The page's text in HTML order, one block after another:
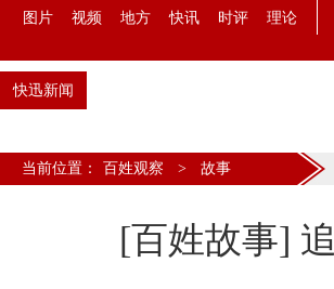
图片
视频 地方 快讯 时评 理论
快迅新闻
当前位置： 百姓观察 > 故事
[百姓故事]